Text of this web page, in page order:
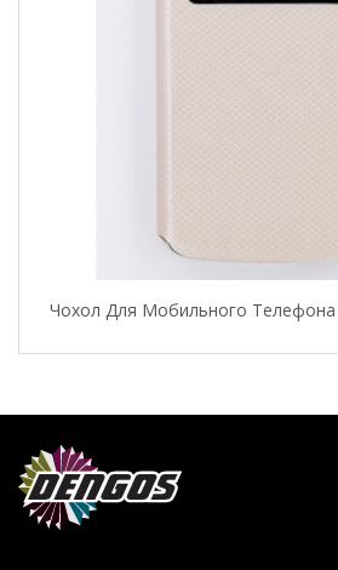
Чохол Для Мобильного Телефона